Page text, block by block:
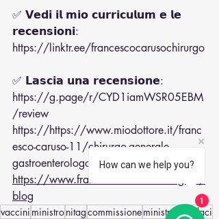
✅ 𝗩𝗲𝗱𝗶 𝗶𝗹 𝗺𝗶𝗼 𝗰𝘂𝗿𝗿𝗶𝗰𝘂𝗹𝘂𝗺 𝗲 𝗹𝗲
𝗿𝗲𝗰𝗲𝗻𝘀𝗶𝗼𝗻𝗶:
https://linktr.ee/francescocarusochirurgo
✅ 𝗟𝗮𝘀𝗰𝗶𝗮 𝘂𝗻𝗮 𝗿𝗲𝗰𝗲𝗻𝘀𝗶𝗼𝗻𝗲:
https://g.page/r/CYD1iamWSR05EBM
/review
https://https://www.miodottore.it/franc
esco-caruso-11/chirurgo-generale-
gastroenterologo-proctologo/
https://www.francescocarusochirurgo.it/
blog
vaccini ministronitagcommissioneministro schillaci
How can we help you?
1